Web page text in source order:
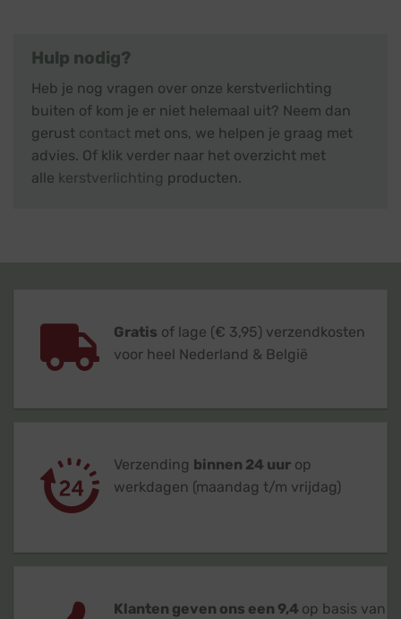
Hulp nodig?
Heb je nog vragen over onze kerstverlichting
buiten of kom je er niet helemaal uit? Neem dan
gerust contact met ons, we helpen je graag met
advies. Of klik verder naar het overzicht met
alle kerstverlichting producten.
Gratis of lage (€ 3,95) verzendkosten
voor heel Nederland & België
Verzending binnen 24 uur op
werkdagen (maandag t/m vrijdag)
Klanten geven ons een 9,4 op basis van